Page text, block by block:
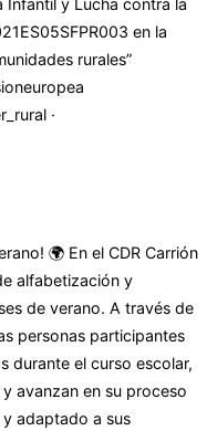
Infantil y Lucha contra la
en la
rurales”
·